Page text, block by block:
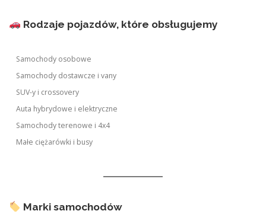
Rodzaje pojazdów, które obsługujemy
Samochody osobowe
Samochody dostawcze i vany
SUV-y i crossovery
Auta hybrydowe i elektryczne
Samochody terenowe i 4x4
Małe ciężarówki i busy
Marki samochodów